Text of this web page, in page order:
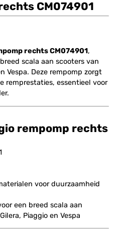
CM074901
rechts CM074901,
scala aan scooters van
Vespa. Deze rempomp zorgt
remprestaties, essentieel voor
rempomp rechts
voor duurzaamheid
een breed scala aan
Piaggio en Vespa